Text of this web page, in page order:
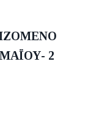
2